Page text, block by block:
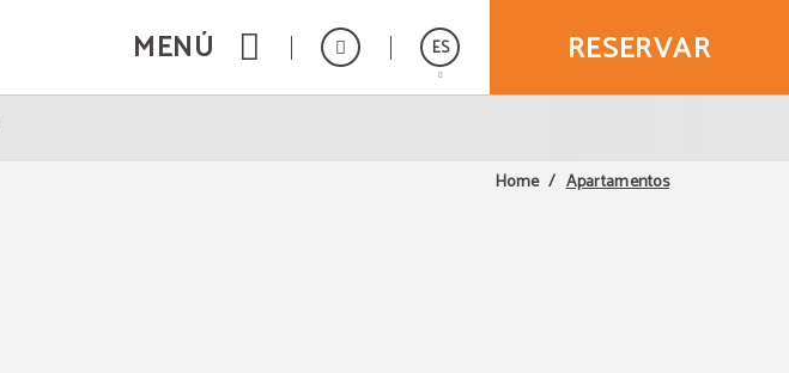
MENÚ ES RESERVAR
Home Apartamentos